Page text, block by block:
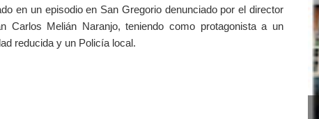
en un episodio en San Gregorio denunciado por el director
Carlos Melián Naranjo, teniendo como protagonista a un
reducida y un Policía local.